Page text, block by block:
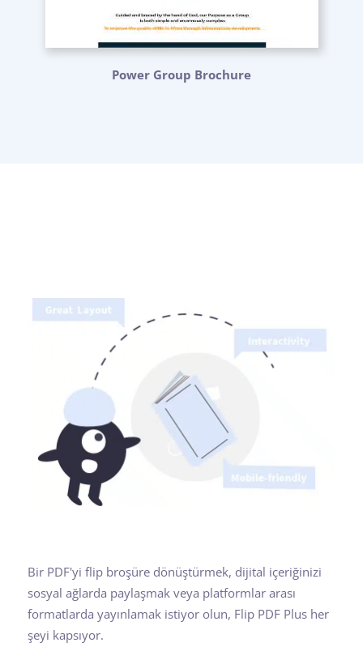
Power Group Brochure
Bir PDF'yi flip broşüre dönüştürmek, dijital içeriğinizi
sosyal ağlarda paylaşmak veya platformlar arası
formatlarda yayınlamak istiyor olun, Flip PDF Plus her
şeyi kapsıyor.